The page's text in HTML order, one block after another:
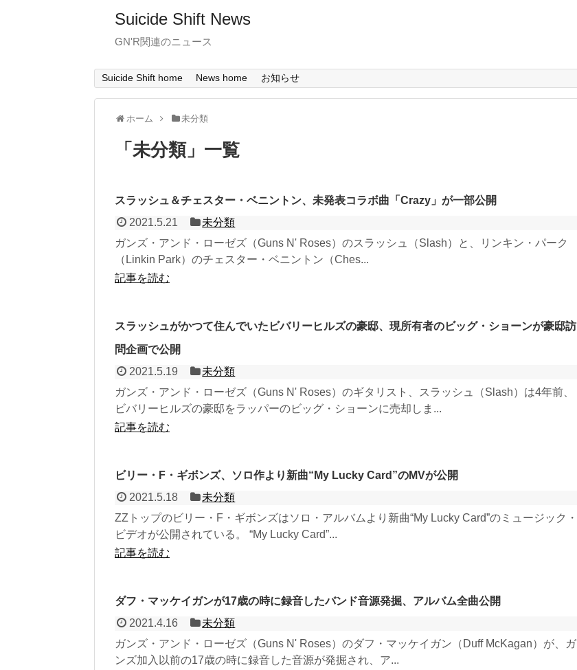
Suicide Shift News
GN'R関連のニュース
Suicide Shift home News home お知らせ
ホーム 未分類
「 未分類」 一覧
スラッシュ＆チェスター・ベニントン、未発表コラボ曲「Crazy」が一部公開
2021.5.21
未分類
ガンズ・アンド・ローゼズ（Guns N' Roses）のスラッシュ（Slash）と、リンキン・パーク
（Linkin Park）のチェスター・ベニントン（Ches...
記事を読む
スラッシュがかつて住んでいたビバリーヒルズの豪邸、現所有者のビッグ・ショーンが豪邸訪
問企画で公開
2021.5.19
未分類
ガンズ・アンド・ローゼズ（Guns N' Roses）のギタリスト、スラッシュ（Slash）は4年前、
ビバリーヒルズの豪邸をラッパーのビッグ・ショーンに売却しま...
記事を読む
ビリー・F・ギボンズ、ソロ作より新曲“My Lucky Card”のMVが公開
2021.5.18
未分類
ZZトップのビリー・F・ギボンズはソロ・アルバムより新曲“My Lucky Card”のミュージック・
ビデオが公開されている。 “My Lucky Card”...
記事を読む
ダフ・マッケイガンが17歳の時に録音したバンド音源発掘、アルバム全曲公開
2021.4.16
未分類
ガンズ・アンド・ローゼズ（Guns N' Roses）のダフ・マッケイガン（Duff McKagan）が、ガ
ンズ加入以前の17歳の時に録音した音源が発掘され、ア...